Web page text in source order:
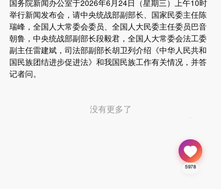
国务院新闻办公室于2026年6月24日（星期三）上午10时
举行新闻发布会，请中央统战部副部长、国家民委主任陈
瑞峰，全国人大常委会委员、全国人大民委主任委员巴音
朝鲁，中央统战部副部长段毅君，全国人大常委会法工委
副主任雷建斌，司法部副部长胡卫列介绍《中华人民共和
国民族团结进步促进法》和我国民族工作有关情况，并答
记者问。
没有更多了
5978